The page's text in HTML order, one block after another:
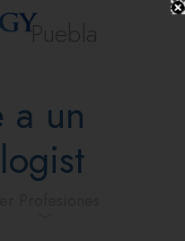
Puebla
a un